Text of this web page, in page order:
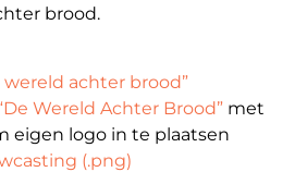
brood.
wereld achter brood”
Wereld Achter Brood” met
eigen logo in te plaatsen
(.png)